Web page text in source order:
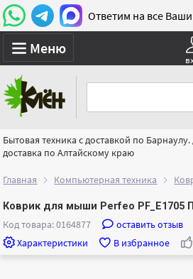
Ответим на все
Меню
Бытовая техника с доставкой по
доставка по Алтайскому краю
Главная Компьютерная техника
Коврик для мыши Perfeo PF_E1705
Код товара: 0164877 оставить отзыв
Характеристики
В избранное